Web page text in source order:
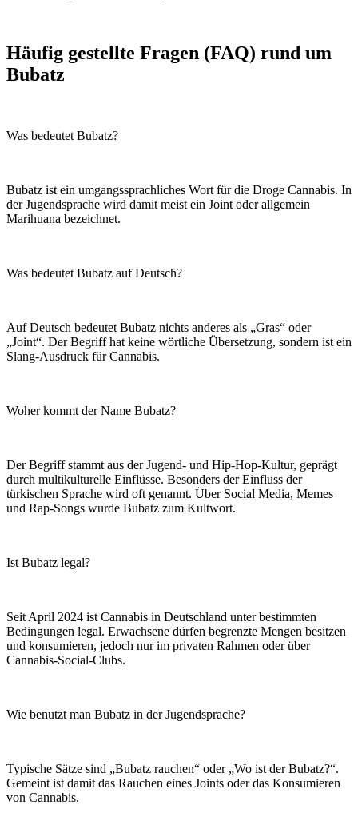
Häufig gestellte Fragen (FAQ) rund um
Bubatz
Was bedeutet Bubatz?
Bubatz ist ein umgangssprachliches Wort für die Droge Cannabis. In
der Jugendsprache wird damit meist ein Joint oder allgemein
Marihuana bezeichnet.
Was bedeutet Bubatz auf Deutsch?
Auf Deutsch bedeutet Bubatz nichts anderes als „Gras“ oder
„Joint“. Der Begriff hat keine wörtliche Übersetzung, sondern ist ein
Slang-Ausdruck für Cannabis.
Woher kommt der Name Bubatz?
Der Begriff stammt aus der Jugend- und Hip-Hop-Kultur, geprägt
durch multikulturelle Einflüsse. Besonders der Einfluss der
türkischen Sprache wird oft genannt. Über Social Media, Memes
und Rap-Songs wurde Bubatz zum Kultwort.
Ist Bubatz legal?
Seit April 2024 ist Cannabis in Deutschland unter bestimmten
Bedingungen legal. Erwachsene dürfen begrenzte Mengen besitzen
und konsumieren, jedoch nur im privaten Rahmen oder über
Cannabis-Social-Clubs.
Wie benutzt man Bubatz in der Jugendsprache?
Typische Sätze sind „Bubatz rauchen“ oder „Wo ist der Bubatz?“.
Gemeint ist damit das Rauchen eines Joints oder das Konsumieren
von Cannabis.